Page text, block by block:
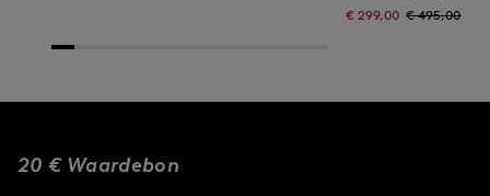
€ 299,00 € 495,00
20 € Waardebon